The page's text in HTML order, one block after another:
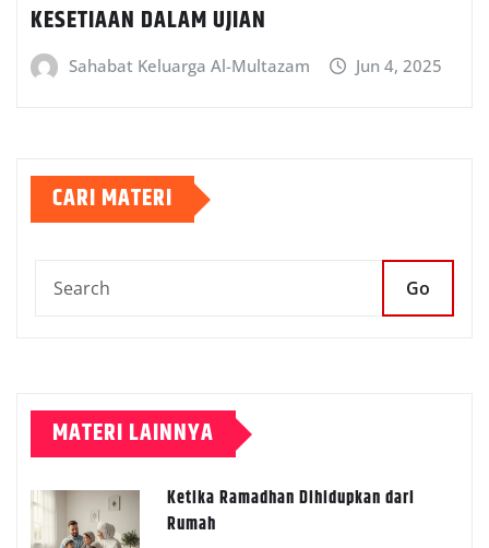
KESETIAAN DALAM UJIAN
Sahabat Keluarga Al-Multazam Jun 4, 2025
CARI MATERI
Go
MATERI LAINNYA
Ketika Ramadhan Dihidupkan dari
Rumah